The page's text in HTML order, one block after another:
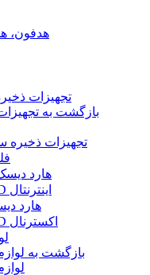
هدفون،
تجهیزات
بازگشت به
تجهیزات ذخیره
هارد
حافظه SSD اینترنتال
هارد
حافظه SSD اکسترنال
بازگشت به